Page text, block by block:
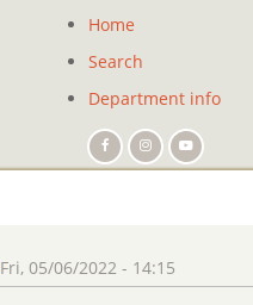
Site
navigation
Home
Search
Department info
Fri, 05/06/2022 - 14:15